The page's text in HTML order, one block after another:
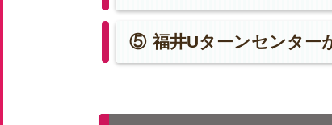
⑤ 福井Uターンセンター